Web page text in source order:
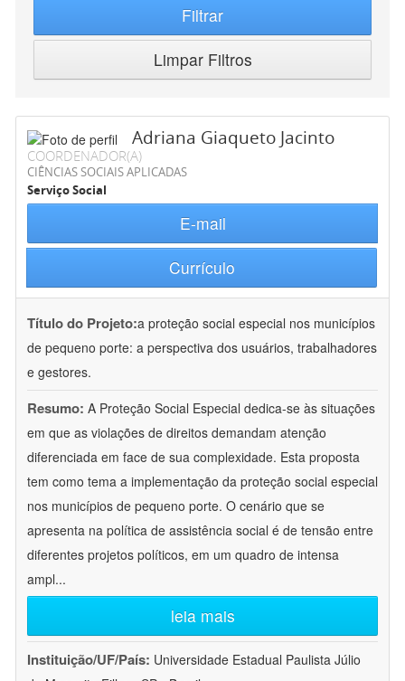
Filtrar
Limpar Filtros
Adriana Giaqueto Jacinto
COORDENADOR(A)
CIÊNCIAS SOCIAIS APLICADAS
Serviço Social
E-mail
Currículo
Título do Projeto:a proteção social especial nos municípios
de pequeno porte: a perspectiva dos usuários, trabalhadores
e gestores.
Resumo: A Proteção Social Especial dedica-se às situações
em que as violações de direitos demandam atenção
diferenciada em face de sua complexidade. Esta proposta
tem como tema a implementação da proteção social especial
nos municípios de pequeno porte. O cenário que se
apresenta na política de assistência social é de tensão entre
diferentes projetos políticos, em um quadro de intensa
ampl...
leia mais
Instituição/UF/País: Universidade Estadual Paulista Júlio